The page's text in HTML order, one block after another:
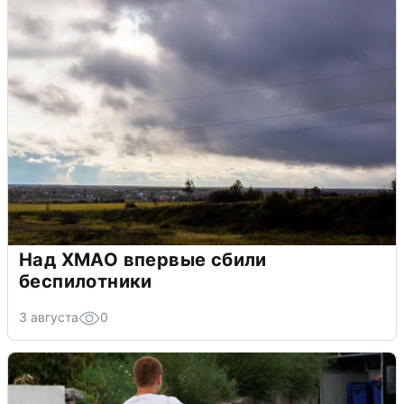
Над ХМАО впервые сбили
беспилотники
3 августа 0